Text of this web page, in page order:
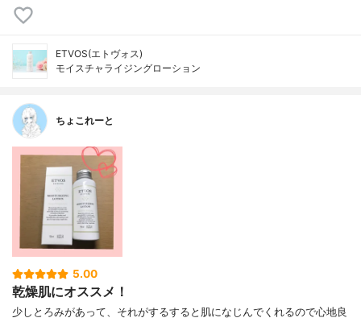
ETVOS(エトヴォス)
モイスチャライジングローション
ちょこれーと
5.00
乾燥肌にオススメ！
少しとろみがあって、それがするすると肌になじんでくれるので心地良